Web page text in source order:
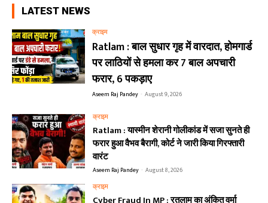
LATEST NEWS
क्राइम
Ratlam : बाल सुधार गृह में वारदात, होमगार्ड
पर लाठियों से हमला कर 7 बाल अपचारी
फरार, 6 पकड़ाए
Aseem Raj Pandey - August 9, 2026
क्राइम
Ratlam : यास्मीन शेरानी गोलीकांड में सजा सुनते ही
फरार हुआ वैभव बैरागी, कोर्ट ने जारी किया गिरफ्तारी
वारंट
Aseem Raj Pandey - August 8, 2026
क्राइम